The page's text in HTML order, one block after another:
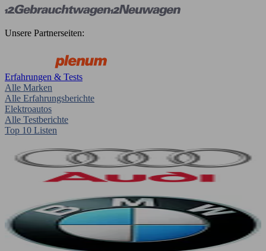
Unsere Partnerseiten:
Erfahrungen & Tests
Alle Marken
Alle Erfahrungsberichte
Elektroautos
Alle Testberichte
Top 10 Listen